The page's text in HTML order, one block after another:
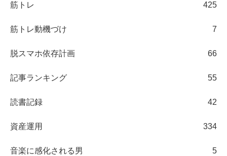
筋トレ 425
筋トレ動機づけ 7
脱スマホ依存計画 66
記事ランキング 55
読書記録 42
資産運用 334
音楽に感化される男 5